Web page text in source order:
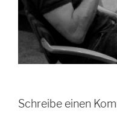
Schreibe einen